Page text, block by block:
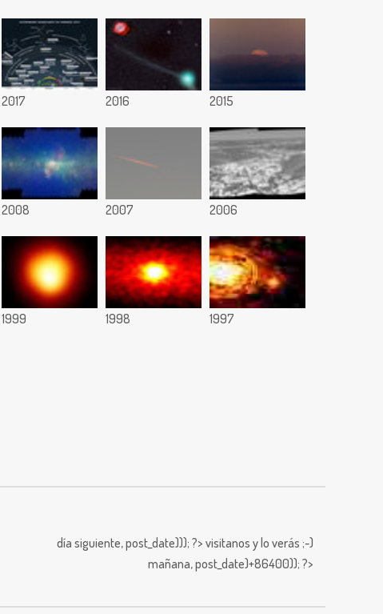
2017 2016 2015
2008 2007 2006
1999 1998 1997
día siguiente,post_date))); ?> visitanos y lo verás ;-)
mañana,post_date)+86400)); ?>